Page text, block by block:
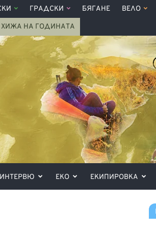
ГРАДСКИ БЯГАНЕ ВЕЛО
ХИЖА НА ГОДИНАТА
ИНТЕРВЮ ЕКО ЕКИПИРОВКА